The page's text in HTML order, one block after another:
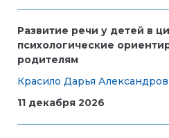
Развитие речи у детей в
психологические
родителям
Красило Дарья
11 декабря 2026